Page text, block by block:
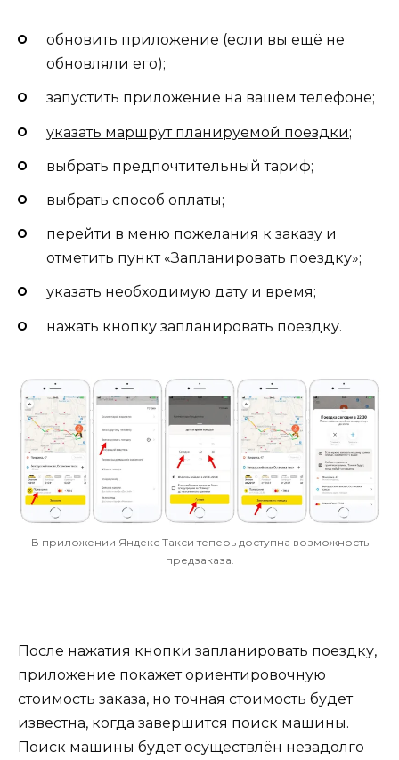
обновить приложение (если вы ещё не
обновляли его);
запустить приложение на вашем телефоне;
указать маршрут планируемой поездки;
выбрать предпочтительный тариф;
выбрать способ оплаты;
перейти в меню пожелания к заказу и
отметить пункт «Запланировать поездку»;
указать необходимую дату и время;
нажать кнопку запланировать поездку.
В приложении Яндекс Такси теперь доступна возможность
предзаказа.
После нажатия кнопки запланировать поездку,
приложение покажет ориентировочную
стоимость заказа, но точная стоимость будет
известна, когда завершится поиск машины.
Поиск машины будет осуществлён незадолго